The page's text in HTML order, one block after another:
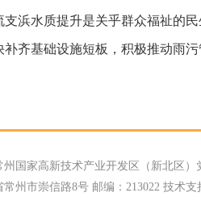
支浜水质提升是关乎群众福祉的
齐基础设施短板，积极推动雨
州国家高新技术产业开发区（新北区）
州市崇信路8号 邮编：213022 技术支